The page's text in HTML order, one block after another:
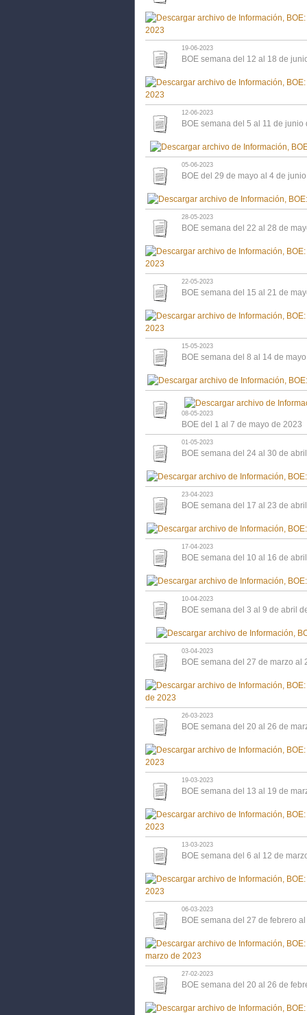
19-06-2023
BOE semana del 12 al 18 de
12-06-2023
BOE semana del 5 al 11 de junio
05-06-2023
BOE del 29 de mayo al 4 de
28-05-2023
BOE semana del 22 al 28 de
22-05-2023
BOE semana del 15 al 21 de
15-05-2023
BOE semana del 8 al 14 de
08-05-2023
BOE del 1 al 7 de mayo de 2023
01-05-2023
BOE semana del 24 al 30 de
23-04-2023
BOE semana del 17 al 23 de
17-04-2023
BOE semana del 10 al 16 de
10-04-2023
BOE semana del 3 al 9 de abril
03-04-2023
BOE semana del 27 de marzo al
26-03-2023
BOE semana del 20 al 26 de
19-03-2023
BOE semana del 13 al 19 de
13-03-2023
BOE semana del 6 al 12 de
06-03-2023
BOE semana del 27 de febrero
27-02-2023
BOE semana del 20 al 26 de